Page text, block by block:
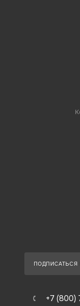
ПОДПИСАТЬСЯ
+7 (800)